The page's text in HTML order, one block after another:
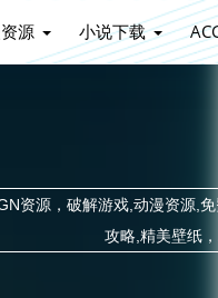
源 小说下载
资源，破解游戏,动漫资源,
攻略,精美壁纸